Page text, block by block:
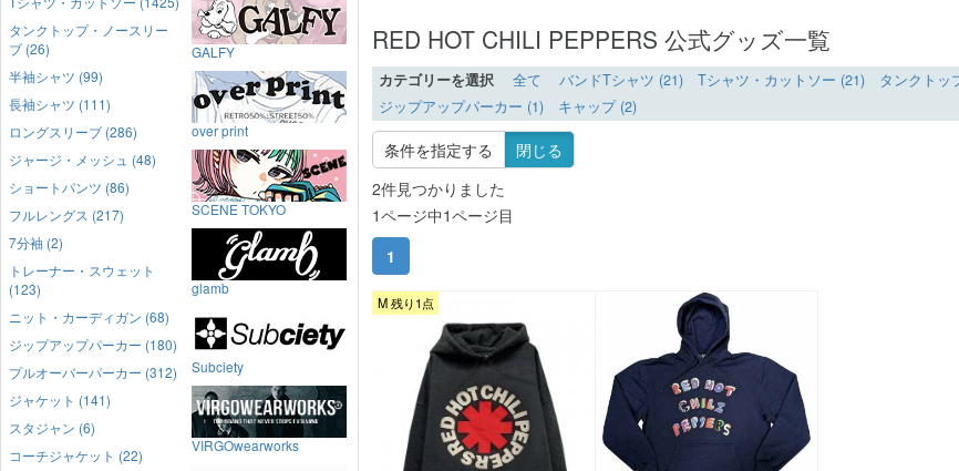
RED HOT CHILI PEPPERS 公式グッズ一覧
カテゴリーを選択 全て バンドTシャツ (21) Tシャツ・カットソー (21) タンクトッ
ジップアップパーカー (1)
キャップ (2)
条件を指定する
閉じる
2件見つかりました
1ページ中1ページ目
1
M 残り1点
タンクトップ・ノースリー
ブ (26)
半袖シャツ (99)
長袖シャツ (111)
ロングスリーブ (286)
ジャージ・メッシュ (48)
ショートパンツ (86)
フルレングス (217)
7分袖 (2)
トレーナー・スウェット
(123)
ニット・カーディガン (68)
ジップアップパーカー (180)
プルオーバーパーカー (312)
ジャケット (141)
スタジャン (6)
コーチジャケット (22)
GALFY
over print
SCENE TOKYO
glamb
Subciety
VIRGOwearworks